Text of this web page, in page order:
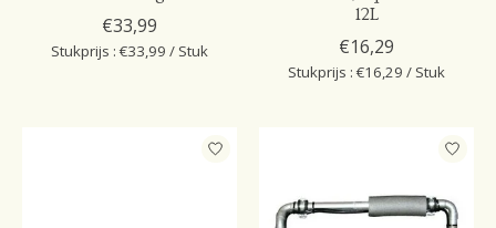
€33,99
Stukprijs : €33,99 / Stuk
12L
€16,29
Stukprijs : €16,29 / Stuk